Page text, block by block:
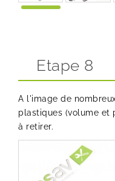
Etape 8
A l'image de
plastiques (volume et
à retirer.